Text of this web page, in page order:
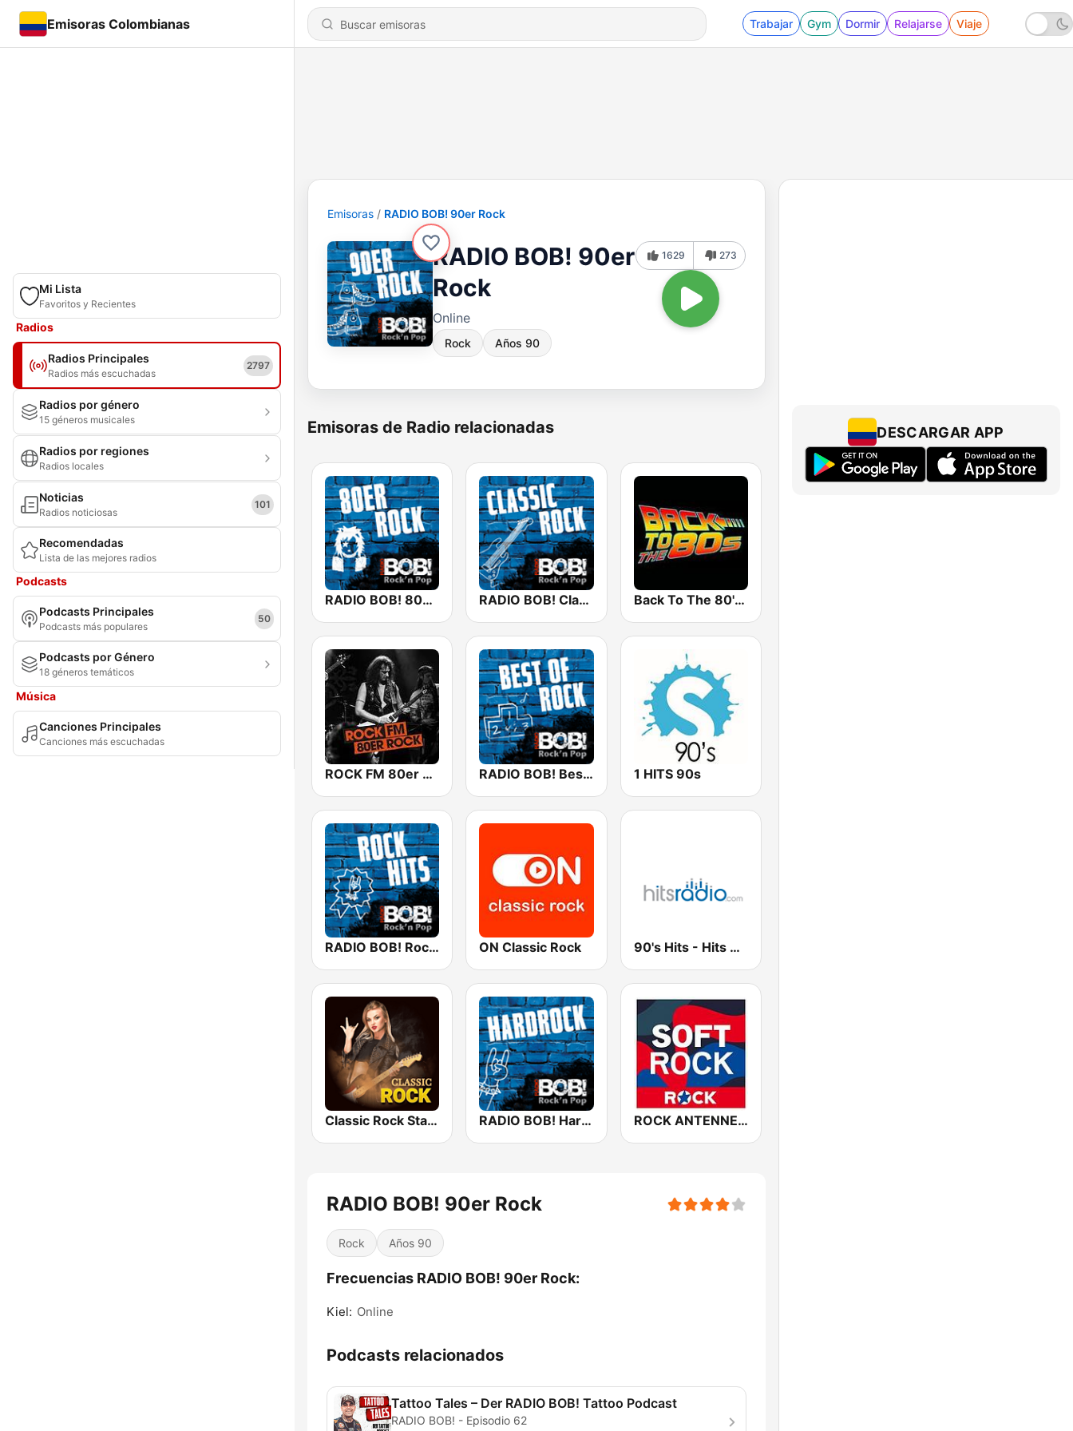
Emisoras Colombianas Trabajar Gym Dormir Relajarse Viaje
Mi Lista
Favoritos y Recientes
Radios
Radios Principales
Radios más escuchadas
2797
Radios por género
15 géneros musicales
Radios por regiones
Radios locales
Noticias
Radios noticiosas
101
Recomendadas
Lista de las mejores radios
Podcasts
Podcasts Principales
Podcasts más populares
50
Podcasts por Género
18 géneros temáticos
Música
Canciones Principales
Canciones más escuchadas
Emisoras RADIO BOB! 90er Rock
RADIO BOB! 90er
Rock
Online
Rock Años 90
1629 273
Emisoras de Radio relacionadas
RADIO BOB! 80er Rock RADIO BOB! Classic Rock Back To The 80's Radio
ROCK FM 80er Rock RADIO BOB! Best of Rock 1 HITS 90s
RADIO BOB! Rock Hits ON Classic Rock 90's Hits - Hits Radio
Classic Rock Station RADIO BOB! Hardrock ROCK ANTENNE Soft Rock
RADIO BOB! 90er Rock
Rock Años 90
Frecuencias RADIO BOB! 90er Rock:
Kiel: Online
Podcasts relacionados
Tattoo Tales – Der RADIO BOB! Tattoo Podcast
RADIO BOB! - Episodio 62
DESCARGAR APP